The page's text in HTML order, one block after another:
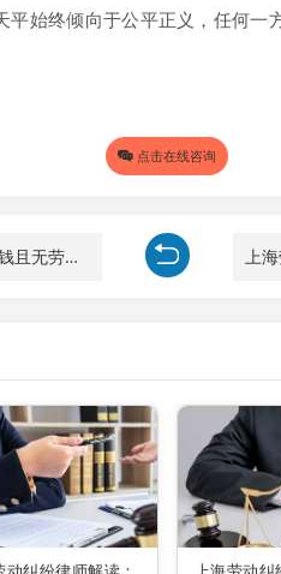
平始终倾向于公平正义，任何一
点击在线咨询
上海劳动仲裁律师：在工地干活不给钱且无劳动合同，该如何维权？